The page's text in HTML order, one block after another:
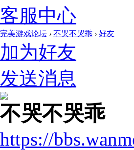
客服中心
完美游戏论坛 › 不哭不哭乖 › 好友
加为好友
发送消息
不哭不哭乖
https://